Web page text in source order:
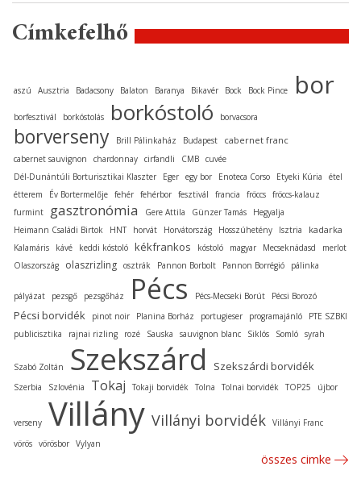
Címkefelhő
aszú Ausztria Badacsony Balaton Baranya Bikavér Bock Bock Pince bor
borfesztivál borkóstolás borkóstoló borvacsora
borverseny Brill Pálinkaház Budapest cabernet franc
cabernet sauvignon chardonnay cirfandli CMB cuvée
Dél-Dunántúli Borturisztikai Klaszter
Eger egy bor Enoteca Corso Etyeki Kúria
étel
étterem
Év Bortermelője fehér fehérbor fesztivál francia fröccs fröccs-kalauz
furmint
gasztronómia Gere Attila Günzer Tamás
Hegyalja
Heimann Családi Birtok
HNT horvát Horvátország Hosszúhetény Isztria kadarka
Kalamáris kávé keddi kóstoló kékfrankos kóstoló magyar Mecseknádasd
merlot
Olaszország
olaszrizling osztrák Pannon Borbolt Pannon Borrégió pálinka
pályázat pezsgő pezsgőház Pécs Pécs-Mecseki Borút Pécsi Borozó
Pécsi borvidék pinot noir Planina Borház portugieser programajánló
PTE SZBKI
publicisztika
rajnai rizling rozé Sauska sauvignon blanc Siklós Somló syrah
Szabó Zoltán Szekszárd Szekszárdi borvidék
Szerbia Szlovénia Tokaj Tokaji borvidék Tolna Tolnai borvidék TOP25 újbor
verseny Villány Villányi borvidék Villányi Franc
vörös vörösbor Vylyan
összes cimke